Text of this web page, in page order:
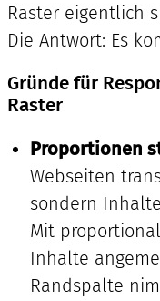
Raster eigentlich
Die Antwort: Es
Gründe für
Raster
Proportionen
Webseiten
sondern
Mit
Inhalte
Randspalte